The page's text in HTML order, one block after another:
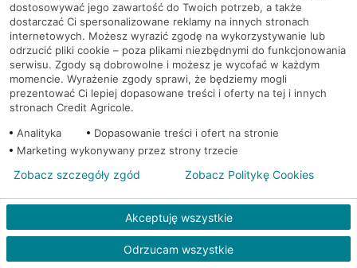
Sosnowiec, Modrzejowska 14
Sosnowiec, Podjazdowa 8
Sosnowiec, Sienkiewicza 2
Sosnowiec, Sienkiewicza 3
Sosnowiec, Sienkiewicza 3
Sosnowiec, Sienkiewicza 3
Sosnowiec, Sobieskiego 64
dostosowywać jego zawartość do Twoich potrzeb, a także
dostarczać Ci spersonalizowane reklamy na innych stronach
internetowych. Możesz wyrazić zgodę na wykorzystywanie lub
odrzucić pliki cookie – poza plikami niezbędnymi do funkcjonowania
serwisu. Zgody są dobrowolne i możesz je wycofać w każdym
momencie. Wyrażenie zgody sprawi, że będziemy mogli
prezentować Ci lepiej dopasowane treści i oferty na tej i innych
stronach Credit Agricole.
Analityka
Dopasowanie treści i ofert na stronie
Marketing wykonywany przez strony trzecie
Akceptuję wszystkie
Odrzucam wszystkie
Zobacz szczegóły zgód Zobacz Politykę Cookies